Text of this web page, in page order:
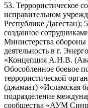
53. Террористическое
исправительном
Республике Дагестан);
созданное
Министерства
деятельность в г.
«Концепция А.Н.В.
Обособленное боевое
террористической
(джамаат) «Исламская
подразделение
сообщества «АУМ